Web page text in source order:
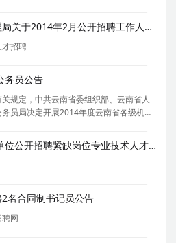
云南省大姚县机关事务管理局关于2014年2月公开招聘工作人员的公
招聘
务员公告
规定，中共云南省委组织部、云南省人
员局决定开展2014年度云南省各级机关
相当职务层次非领导职务公务员和参照
下统称公务员）工作
2014年云南省丘北县事业单位公开招聘紧缺岗位专业技术人才公告
名合同制书记员公告
网